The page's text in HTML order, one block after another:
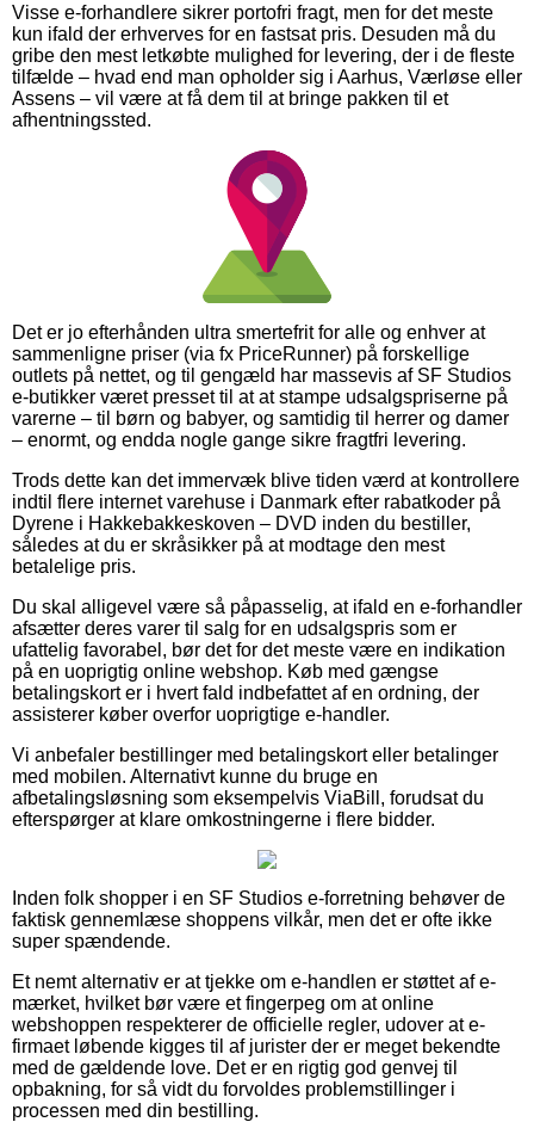
Visse e-forhandlere sikrer portofri fragt, men for det meste
kun ifald der erhverves for en fastsat pris. Desuden må du
gribe den mest letkøbte mulighed for levering, der i de fleste
tilfælde – hvad end man opholder sig i Aarhus, Værløse eller
Assens – vil være at få dem til at bringe pakken til et
afhentningssted.
Det er jo efterhånden ultra smertefrit for alle og enhver at
sammenligne priser (via fx PriceRunner) på forskellige
outlets på nettet, og til gengæld har massevis af SF Studios
e-butikker været presset til at at stampe udsalgspriserne på
varerne – til børn og babyer, og samtidig til herrer og damer
– enormt, og endda nogle gange sikre fragtfri levering.
Trods dette kan det immervæk blive tiden værd at kontrollere
indtil flere internet varehuse i Danmark efter rabatkoder på
Dyrene i Hakkebakkeskoven – DVD inden du bestiller,
således at du er skråsikker på at modtage den mest
betalelige pris.
Du skal alligevel være så påpasselig, at ifald en e-forhandler
afsætter deres varer til salg for en udsalgspris som er
ufattelig favorabel, bør det for det meste være en indikation
på en uoprigtig online webshop. Køb med gængse
betalingskort er i hvert fald indbefattet af en ordning, der
assisterer køber overfor uoprigtige e-handler.
Vi anbefaler bestillinger med betalingskort eller betalinger
med mobilen. Alternativt kunne du bruge en
afbetalingsløsning som eksempelvis ViaBill, forudsat du
efterspørger at klare omkostningerne i flere bidder.
Inden folk shopper i en SF Studios e-forretning behøver de
faktisk gennemlæse shoppens vilkår, men det er ofte ikke
super spændende.
Et nemt alternativ er at tjekke om e-handlen er støttet af e-
mærket, hvilket bør være et fingerpeg om at online
webshoppen respekterer de officielle regler, udover at e-
firmaet løbende kigges til af jurister der er meget bekendte
med de gældende love. Det er en rigtig god genvej til
opbakning, for så vidt du forvoldes problemstillinger i
processen med din bestilling.